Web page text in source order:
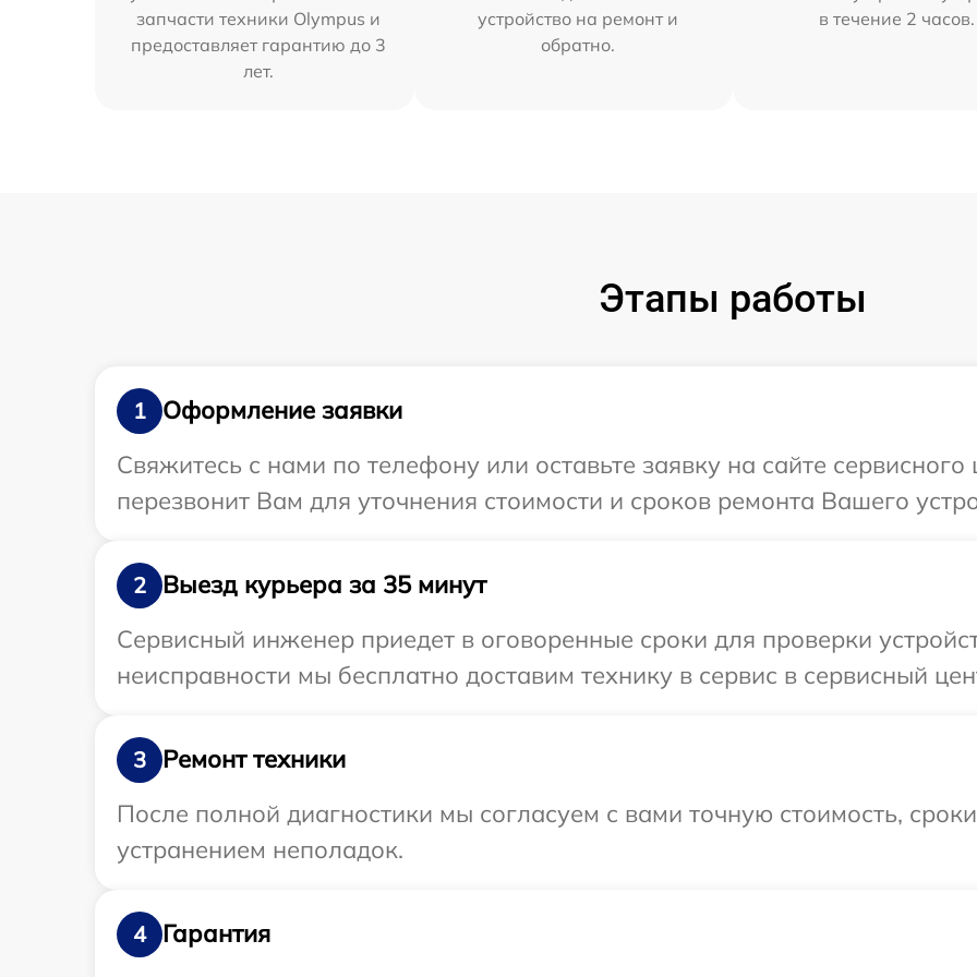
запчасти техники Olympus и
предоставляет гарантию до 3
лет.
устройство на ремонт и
обратно.
в течение 2 часов.
Этапы работы
1
Оформление заявки
Свяжитесь с нами по телефону или оставьте заявку на сайте
перезвонит Вам для уточнения стоимости и сроков ремонта Вашего
2
Выезд курьера за 35 минут
Сервисный инженер приедет в оговоренные сроки для проверки
неисправности мы бесплатно доставим технику в сервис в сервисный
3
Ремонт техники
После полной диагностики мы согласуем с вами точную стоимость,
устранением неполадок.
4
Гарантия